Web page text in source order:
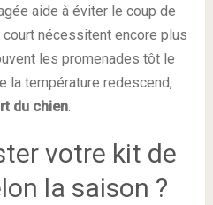
aide à éviter le coup de
nécessitent encore plus
les promenades tôt le
la température redescend,
du chien.
votre kit de
la saison ?